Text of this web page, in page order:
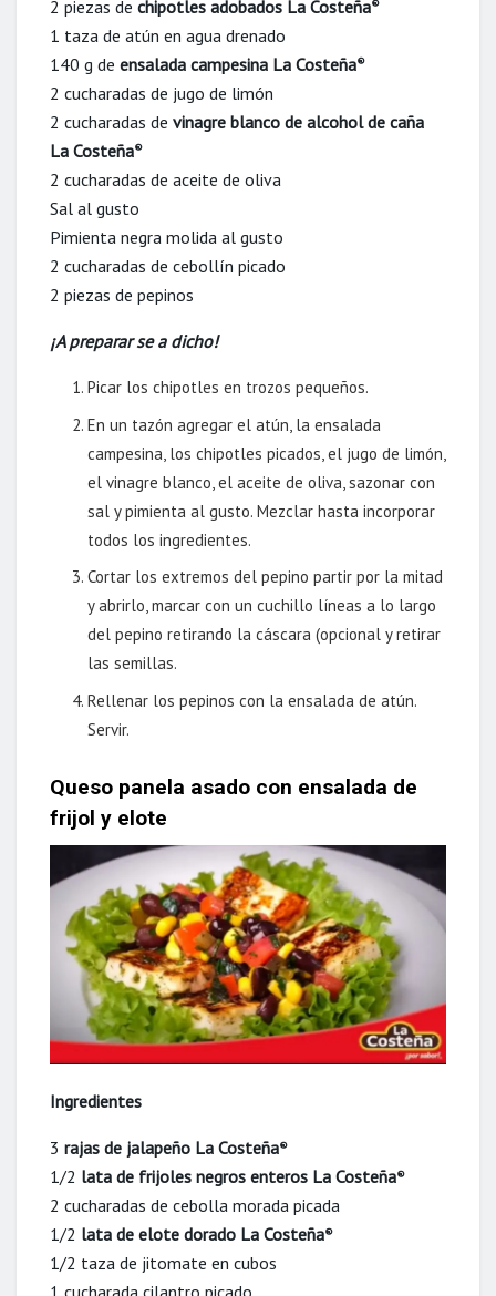
2 piezas de chipotles adobados La Costeña®
1 taza de atún en agua drenado
140 g de ensalada campesina La Costeña®
2 cucharadas de jugo de limón
2 cucharadas de vinagre blanco de alcohol de caña
La Costeña®
2 cucharadas de aceite de oliva
Sal al gusto
Pimienta negra molida al gusto
2 cucharadas de cebollín picado
2 piezas de pepinos
¡A preparar se a dicho!
Picar los chipotles en trozos pequeños.
En un tazón agregar el atún, la ensalada
campesina, los chipotles picados, el jugo de limón,
el vinagre blanco, el aceite de oliva, sazonar con
sal y pimienta al gusto. Mezclar hasta incorporar
todos los ingredientes.
Cortar los extremos del pepino partir por la mitad
y abrirlo, marcar con un cuchillo líneas a lo largo
del pepino retirando la cáscara (opcional y retirar
las semillas.
Rellenar los pepinos con la ensalada de atún.
Servir.
Queso panela asado con ensalada de
frijol y elote
Ingredientes
3 rajas de jalapeño La Costeña®
1/2 lata de frijoles negros enteros La Costeña®
2 cucharadas de cebolla morada picada
1/2 lata de elote dorado La Costeña®
1/2 taza de jitomate en cubos